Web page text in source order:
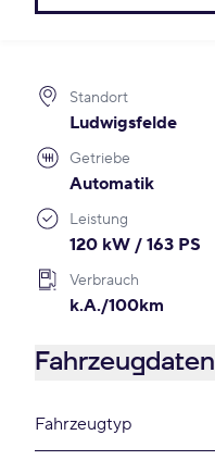
Standort
Ludwigsfelde
Getriebe
Automatik
Leistung
120 kW / 163 PS
Verbrauch
k.A./100km
Fahrzeugdaten
Fahrzeugtyp